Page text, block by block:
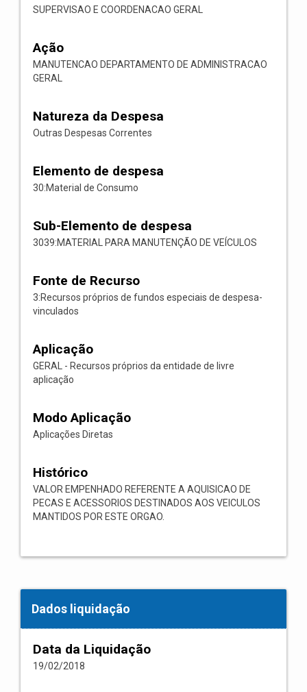
SUPERVISAO E COORDENACAO GERAL
Ação
MANUTENCAO DEPARTAMENTO DE ADMINISTRACAO
GERAL
Natureza da Despesa
Outras Despesas Correntes
Elemento de despesa
30:Material de Consumo
Sub-Elemento de despesa
3039:MATERIAL PARA MANUTENÇÃO DE VEÍCULOS
Fonte de Recurso
3:Recursos próprios de fundos especiais de despesa-
vinculados
Aplicação
GERAL - Recursos próprios da entidade de livre
aplicação
Modo Aplicação
Aplicações Diretas
Histórico
VALOR EMPENHADO REFERENTE A AQUISICAO DE
PECAS E ACESSORIOS DESTINADOS AOS VEICULOS
MANTIDOS POR ESTE ORGAO.
Dados liquidação
Data da Liquidação
19/02/2018